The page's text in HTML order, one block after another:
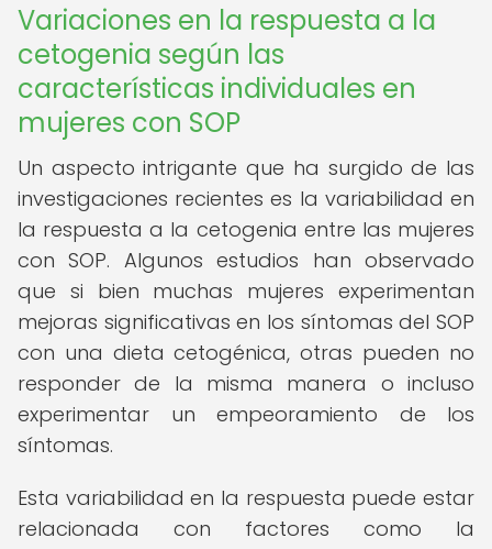
Variaciones en la respuesta a la
cetogenia según las
características individuales en
mujeres con SOP
Un aspecto intrigante que ha surgido de las
investigaciones recientes es la variabilidad en
la respuesta a la cetogenia entre las mujeres
con SOP. Algunos estudios han observado
que si bien muchas mujeres experimentan
mejoras significativas en los síntomas del SOP
con una dieta cetogénica, otras pueden no
responder de la misma manera o incluso
experimentar un empeoramiento de los
síntomas.
Esta variabilidad en la respuesta puede estar
relacionada con factores como la